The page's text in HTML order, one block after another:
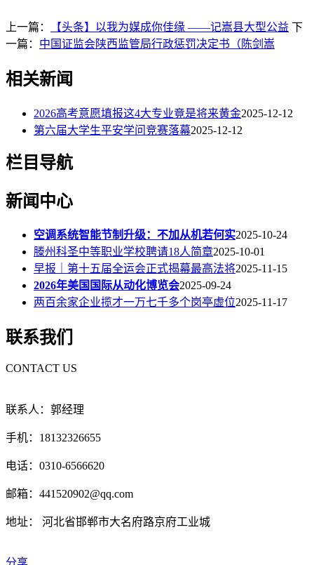
上一篇： 【头条】以我为媒成你佳缘 ——记嵩县大型公益 下
一篇： 中国证监会陕西监管局行政惩罚决定书（陈剑嵩
相关新闻
2026高考意愿填报这4大专业竟是将来黄金2025-12-12
第六届大学生平安学问竞赛落幕2025-12-12
栏目导航
新闻中心
空调系统智能节制升级：不加从机若何实2025-10-24
滕州科圣中等职业学校聘请18人简章2025-10-01
早报｜第十五届全运会正式揭幕最高法将2025-11-15
2026年美国国际从动化博览会2025-09-24
两百余家企业揽才一万七千多个岗亭虚位2025-11-17
联系我们
CONTACT US
联系人：郭经理
手机：18132326655
电话：0310-6566620
邮箱：441520902@qq.com
地址： 河北省邯郸市大名府路京府工业城